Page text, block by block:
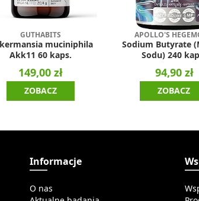
GUTHABITS
muciniphila
Akk11 60 kaps.
149,00 zł
ZOBACZ
APOLLO'S
Sodium Butyrate
Sodu) 240
94,90 zł
ZOBACZ
Informacje
O nas